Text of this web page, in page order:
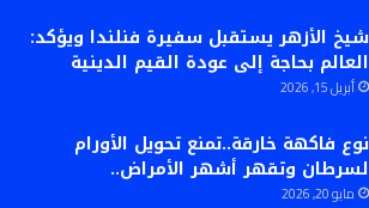
شيخ الأزهر يستقبل سفيرة فنلندا ويؤكد:
العالم بحاجة إلى عودة القيم الدينية
أبريل 15, 2026
نوع فاكهة خارقة..تمنع تحويل الأورام
لسرطان وتقهر أشهر الأمراض..
مايو 20, 2026